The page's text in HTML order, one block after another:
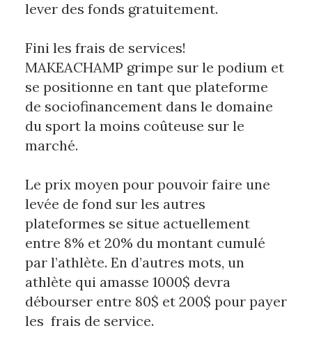
lever des fonds gratuitement.
Fini les frais de services!
MAKEACHAMP grimpe sur le podium et
se positionne en tant que plateforme
de sociofinancement dans le domaine
du sport la moins coûteuse sur le
marché.﻿
Le prix moyen pour pouvoir faire une
levée de fond sur les autres
plateformes se situe actuellement
entre 8% et 20% du montant cumulé
par l’athlète. En d’autres mots, un
athlète qui amasse 1000$ devra
débourser entre 80$ et 200$ pour payer
les  frais de service.﻿